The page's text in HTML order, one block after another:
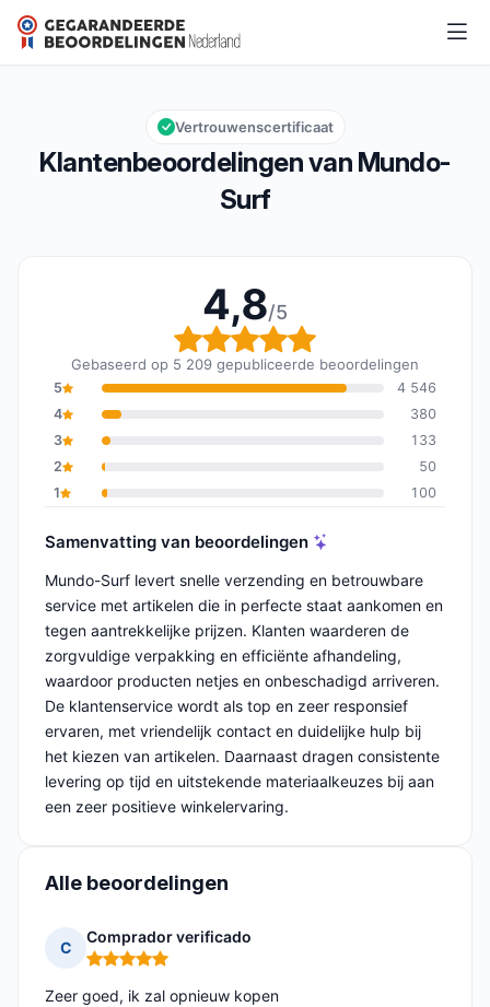
Mundo-Surf
Algemene beoordeling: 4,8 van 5
4,8/5
Klantenbeoordelingen van Mundo-
Surf
Vertrouwenscertificaat
4,8/5
Algemene
Gebaseerd op 5 209 gepubliceerde beoordelingen
5
4 546
4
380
3
133
2
50
1
100
Samenvatting van beoordelingen
Mundo-Surf levert snelle verzending en betrouwbare
service met artikelen die in perfecte staat aankomen en
tegen aantrekkelijke prijzen. Klanten waarderen de
zorgvuldige verpakking en efficiënte afhandeling,
waardoor producten netjes en onbeschadigd arriveren.
De klantenservice wordt als top en zeer responsief
ervaren, met vriendelijk contact en duidelijke hulp bij
het kiezen van artikelen. Daarnaast dragen consistente
levering op tijd en uitstekende materiaalkeuzes bij aan
een zeer positieve winkelervaring.
Alle beoordelingen
C
Comprador verificado
Opmerking: 5 van 5
Zeer goed, ik zal opnieuw kopen